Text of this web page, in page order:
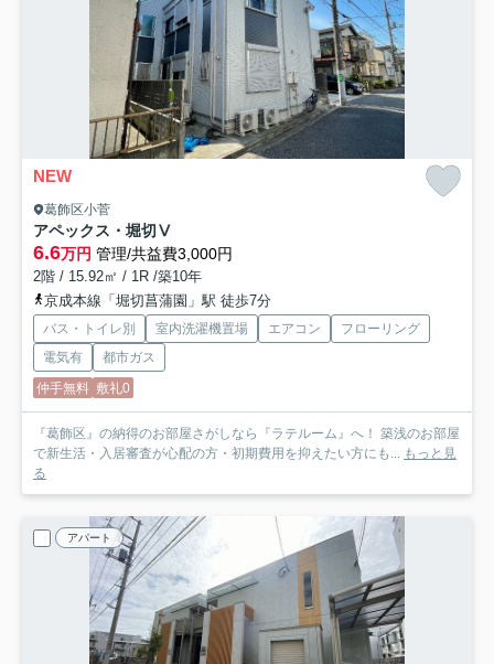
NEW
葛飾区小菅
アペックス・堀切Ⅴ
6.6万円 管理/共益費3,000円
2階 / 15.92㎡ / 1R /築10年
京成本線「堀切菖蒲園」駅 徒歩7分
バス・トイレ別 室内洗濯機置場 エアコン
フローリング
電気有
都市ガス
仲手無料 敷礼0
『葛飾区』の納得のお部屋さがしなら『ラテルーム』へ！ 築浅のお部屋
で新生活・入居審査が心配の方・初期費用を抑えたい方にも... もっと見
る
アパート